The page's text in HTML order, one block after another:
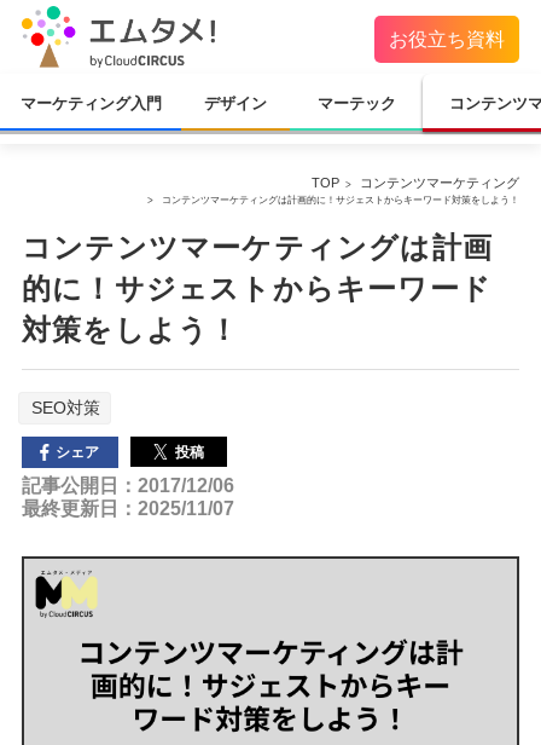
お役立ち資料
マーケティング入門 デザイン マーテック コンテンツ
TOP コンテンツマーケティング
コンテンツマーケティングは計画的に！サジェストからキーワード対策をしよう！
コンテンツマーケティングは計画
的に！サジェストからキーワード
対策をしよう！
SEO対策
シェア 投稿
記事公開日：2017/12/06
最終更新日：2025/11/07